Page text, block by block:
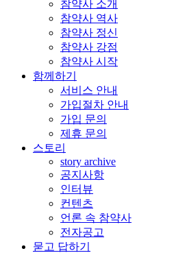
참약사 소개
참약사 역사
참약사 정신
참약사 강점
참약사 시작
함께하기
서비스 안내
가입절차 안내
가입 문의
제휴 문의
스토리
story archive
공지사항
인터뷰
컨텐츠
언론 속 참약사
전자공고
묻고 답하기